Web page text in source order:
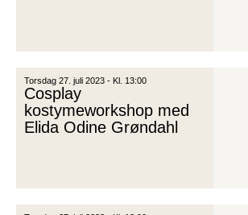
Torsdag 27. juli 2023 - Kl. 13:00
Cosplay
kostymeworkshop med
Elida Odine Grøndahl